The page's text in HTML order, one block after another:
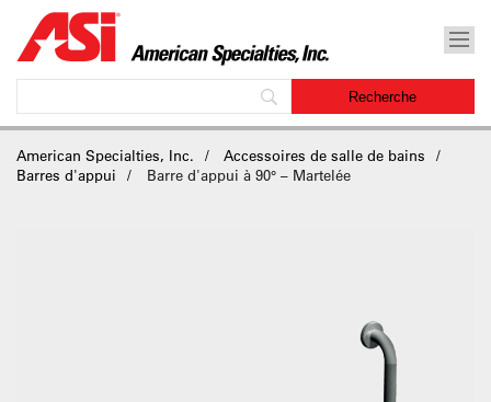
American Specialties, Inc.
Accessoires de salle de bains
Barres d'appui
Barre d'appui à 90° – Martelée